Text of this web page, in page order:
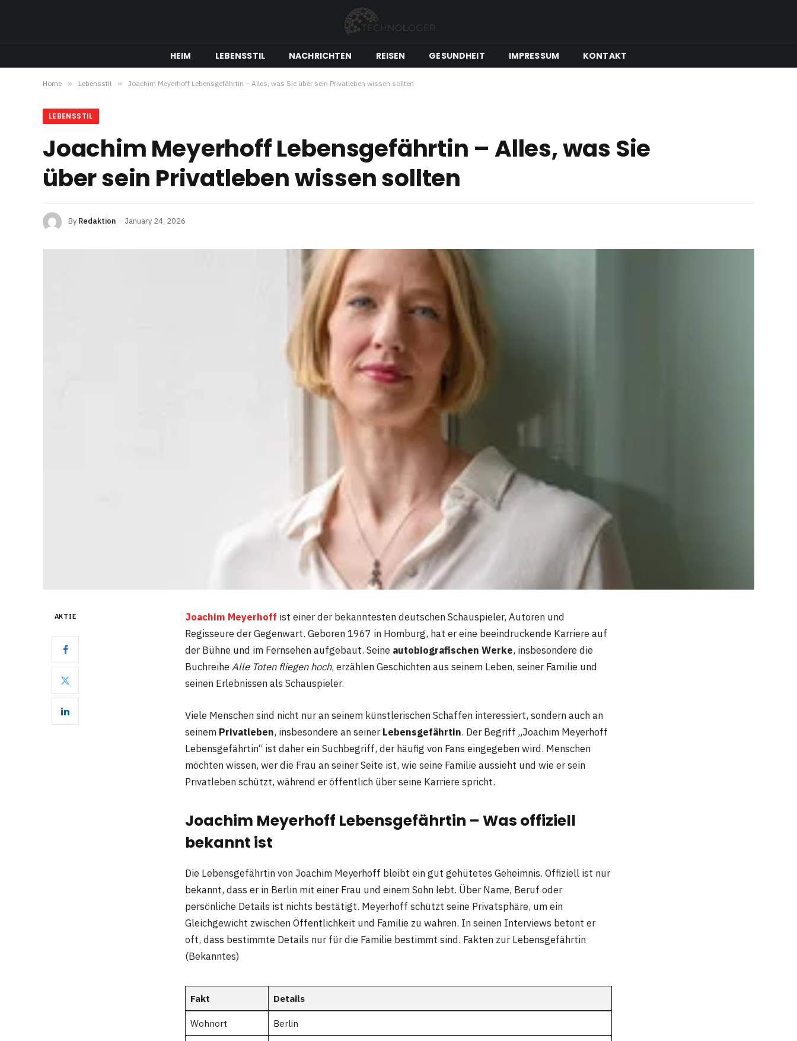
HEIM LEBENSSTIL NACHRICHTEN REISEN GESUNDHEIT IMPRESSUM KONTAKT
Home » Lebensstil » Joachim Meyerhoff Lebensgefährtin – Alles, was Sie über sein Privatleben wissen sollten
LEBENSSTIL
Joachim Meyerhoff Lebensgefährtin – Alles, was Sie
über sein Privatleben wissen sollten
By Redaktion January 24, 2026
AKTIE Joachim Meyerhoff ist einer der bekanntesten deutschen Schauspieler, Autoren und
Regisseure der Gegenwart. Geboren 1967 in Homburg, hat er eine beeindruckende Karriere auf
der Bühne und im Fernsehen aufgebaut. Seine autobiografischen Werke, insbesondere die
Buchreihe Alle Toten fliegen hoch, erzählen Geschichten aus seinem Leben, seiner Familie und
seinen Erlebnissen als Schauspieler.
Viele Menschen sind nicht nur an seinem künstlerischen Schaffen interessiert, sondern auch an
seinem Privatleben, insbesondere an seinerLebensgefährtin. Der Begriff „Joachim Meyerhoff
Lebensgefährtin“ ist daher ein Suchbegriff, der häufig von Fans eingegeben wird. Menschen
möchten wissen, wer die Frau an seiner Seite ist, wie seine Familie aussieht und wie er sein
Privatleben schützt, während er öffentlich über seine Karriere spricht.
Joachim Meyerhoff Lebensgefährtin – Was offiziell
bekannt ist
Die Lebensgefährtin von Joachim Meyerhoff bleibt ein gut gehütetes Geheimnis. Offiziell ist nur
bekannt, dass er in Berlin mit einer Frau und einem Sohn lebt. Über Name, Beruf oder
persönliche Details ist nichts bestätigt. Meyerhoff schützt seine Privatsphäre, um ein
Gleichgewicht zwischen Öffentlichkeit und Familie zu wahren. In seinen Interviews betont er
oft, dass bestimmte Details nur für die Familie bestimmt sind. Fakten zur Lebensgefährtin
(Bekanntes)
Fakt Details
Wohnort Berlin